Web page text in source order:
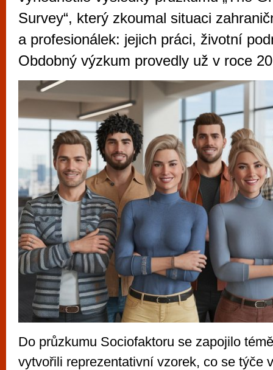
Survey“, který zkoumal situaci
a profesionálek: jejich práci, životní
Obdobný výzkum provedly už v roce
Do průzkumu Sociofaktoru se zapojilo
vytvořili reprezentativní vzorek, co se týče
vyzkoušet různé kasinové hry. V
metropoli naleznete širokou nabídku her
po moderní automaty jak pro pravidelné
příležitostné hráče. V...